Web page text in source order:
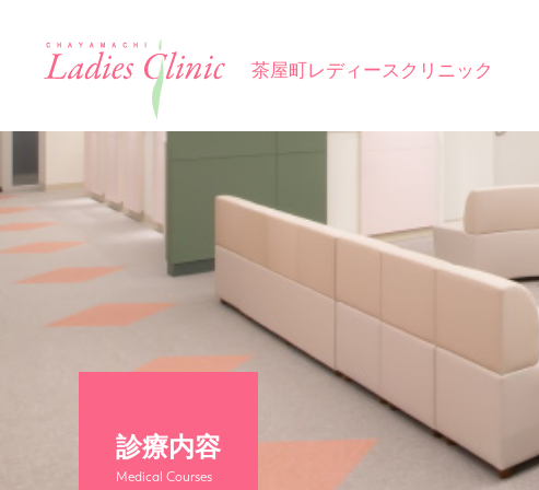
茶屋町レディースクリニック
診療内容
Medical Courses